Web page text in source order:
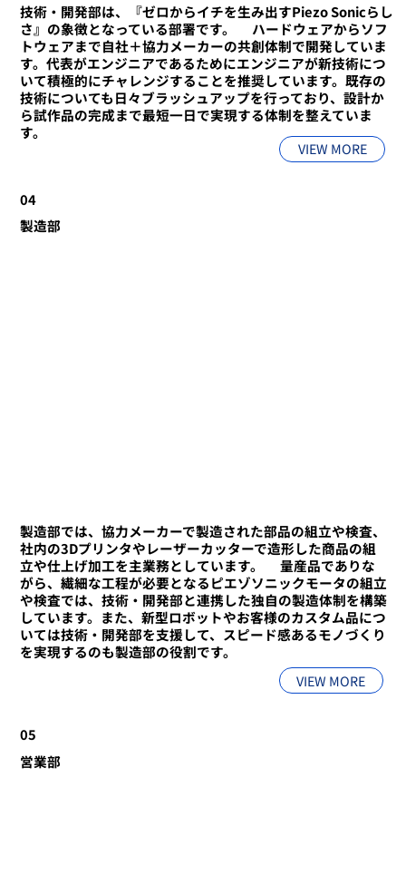
技術・開発部は、『ゼロからイチを生み出すPiezo Sonicらし
さ』の象徴となっている部署です。 ​ ハードウェアからソフ
トウェアまで自社＋協力メーカーの共創体制で開発していま
す。代表がエンジニアであるためにエンジニアが新技術につ
いて積極的にチャレンジすることを推奨しています。既存の
技術についても日々ブラッシュアップを行っており、設計か
ら試作品の完成まで最短一日で実現する体制を整えていま
す。
VIEW MORE
04
製造部
製造部では、協力メーカーで製造された部品の組立や検査、
社内の3Dプリンタやレーザーカッターで造形した商品の組
立や仕上げ加工を主業務としています。 ​ ​量産品でありな
がら、繊細な工程が必要となるピエゾソニックモータの組立
や検査では、技術・開発部と連携した独自の製造体制を構築
しています。また、新型ロボットやお客様のカスタム品につ
いては技術・開発部を支援して、スピード感あるモノづくり
を実現するのも製造部の役割です。
VIEW MORE
05
営業部